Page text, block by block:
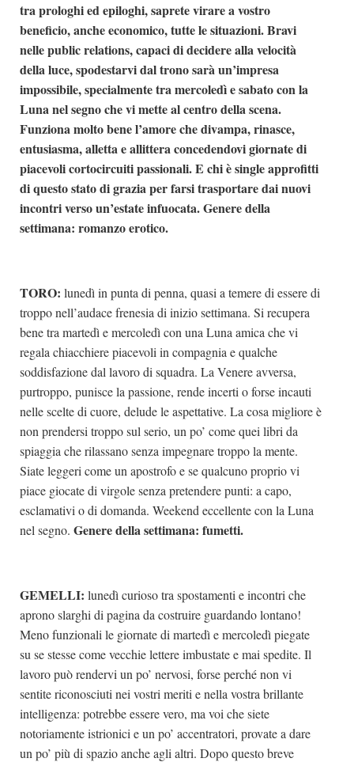
tra prologhi ed epiloghi, saprete virare a vostro
beneficio, anche economico, tutte le situazioni. Bravi
nelle public relations, capaci di decidere alla velocità
della luce, spodestarvi dal trono sarà un’impresa
impossibile, specialmente tra mercoledì e sabato con la
Luna nel segno che vi mette al centro della scena.
Funziona molto bene l’amore che divampa, rinasce,
entusiasma, alletta e allittera concedendovi giornate di
piacevoli cortocircuiti passionali. E chi è single approfitti
di questo stato di grazia per farsi trasportare dai nuovi
incontri verso un’estate infuocata.Genere della
settimana: romanzo erotico.
TORO: lunedì in punta di penna, quasi a temere di essere di
troppo nell’audace frenesia di inizio settimana. Si recupera
bene tra martedì e mercoledì con una Luna amica che vi
regala chiacchiere piacevoli in compagnia e qualche
soddisfazione dal lavoro di squadra. La Venere avversa,
purtroppo, punisce la passione, rende incerti o forse incauti
nelle scelte di cuore, delude le aspettative. La cosa migliore è
non prendersi troppo sul serio, un po’ come quei libri da
spiaggia che rilassano senza impegnare troppo la mente.
Siate leggeri come un apostrofo e se qualcuno proprio vi
piace giocate di virgole senza pretendere punti: a capo,
esclamativi o di domanda. Weekend eccellente con la Luna
nel segno. Genere della settimana: fumetti.
GEMELLI: lunedì curioso tra spostamenti e incontri che
aprono slarghi di pagina da costruire guardando lontano!
Meno funzionali le giornate di martedì e mercoledì piegate
su se stesse come vecchie lettere imbustate e mai spedite. Il
lavoro può rendervi un po’ nervosi, forse perché non vi
sentite riconosciuti nei vostri meriti e nella vostra brillante
intelligenza: potrebbe essere vero, ma voi che siete
notoriamente istrionici e un po’ accentratori, provate a dare
un po’ più di spazio anche agli altri. Dopo questo breve